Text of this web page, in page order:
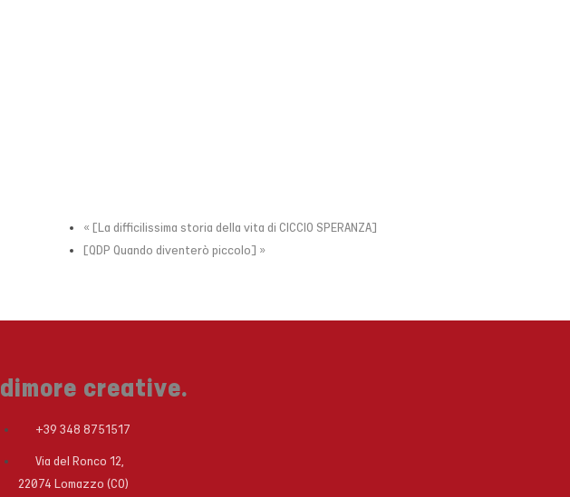
« [La difficilissima storia della vita di CICCIO SPERANZA]
[QDP Quando diventerò piccolo] »
dimore creative.
+39 348 8751517
Via del Ronco 12,
22074 Lomazzo (CO)